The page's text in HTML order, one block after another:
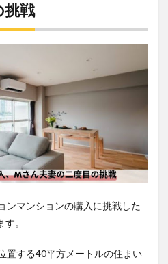
挑戦
ンマンションの購入に挑戦した
。
置する40平方メートルの住まい